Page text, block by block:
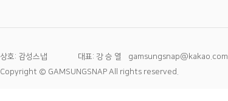
상호: 감성스냅 대표: 강 승 열
gamsungsnap@kakao.com
Copyright © GAMSUNGSNAP All rights reserved.